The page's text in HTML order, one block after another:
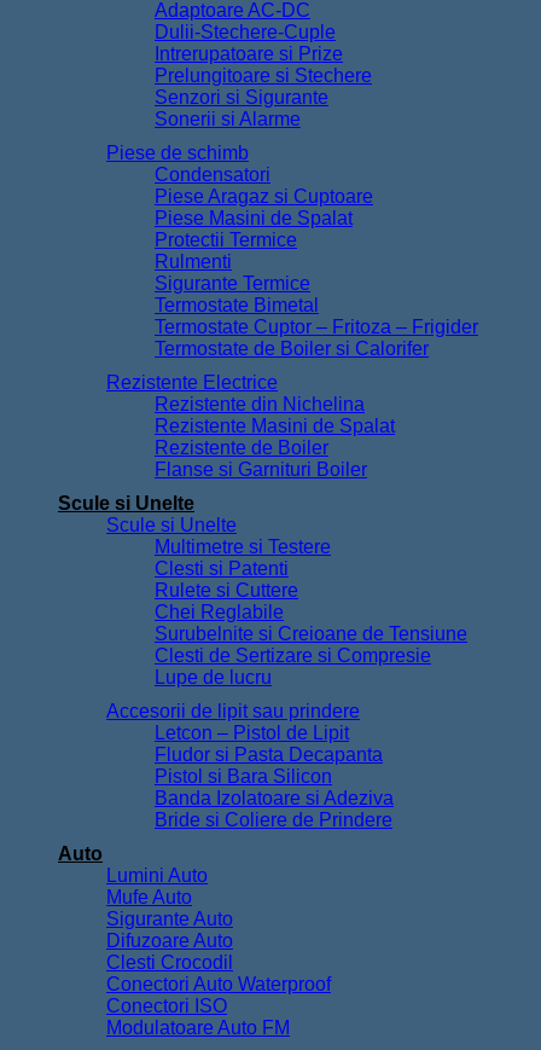
Adaptoare AC-DC
Dulii-Stechere-Cuple
Intrerupatoare si Prize
Prelungitoare si Stechere
Senzori si Sigurante
Sonerii si Alarme
Piese de schimb
Condensatori
Piese Aragaz si Cuptoare
Piese Masini de Spalat
Protectii Termice
Rulmenti
Sigurante Termice
Termostate Bimetal
Termostate Cuptor – Fritoza – Frigider
Termostate de Boiler si Calorifer
Rezistente Electrice
Rezistente din Nichelina
Rezistente Masini de Spalat
Rezistente de Boiler
Flanse si Garnituri Boiler
Scule si Unelte
Scule si Unelte
Multimetre si Testere
Clesti si Patenti
Rulete si Cuttere
Chei Reglabile
Surubelnite si Creioane de Tensiune
Clesti de Sertizare si Compresie
Lupe de lucru
Accesorii de lipit sau prindere
Letcon – Pistol de Lipit
Fludor si Pasta Decapanta
Pistol si Bara Silicon
Banda Izolatoare si Adeziva
Bride si Coliere de Prindere
Auto
Lumini Auto
Mufe Auto
Sigurante Auto
Difuzoare Auto
Clesti Crocodil
Conectori Auto Waterproof
Conectori ISO
Modulatoare Auto FM